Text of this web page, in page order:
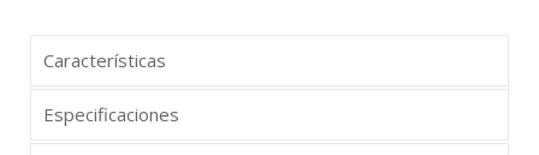
Características
Especificaciones